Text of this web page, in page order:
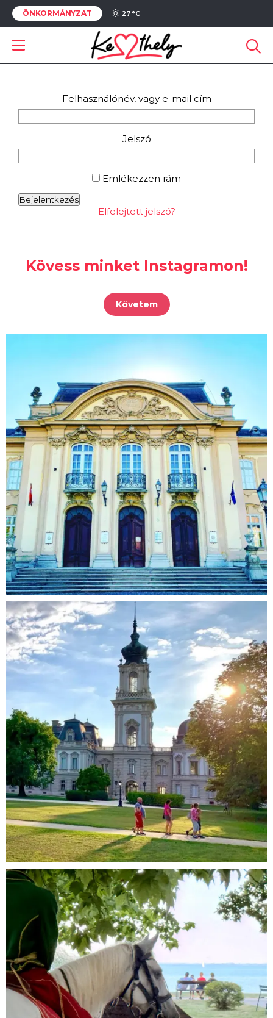
ÖNKORMÁNYZAT 27 °C
Felhasználónév, vagy e-mail cím
Jelszó
Emlékezzen rám
Bejelentkezés
Elfelejtett jelszó?
Kövess minket Instagramon!
Követem